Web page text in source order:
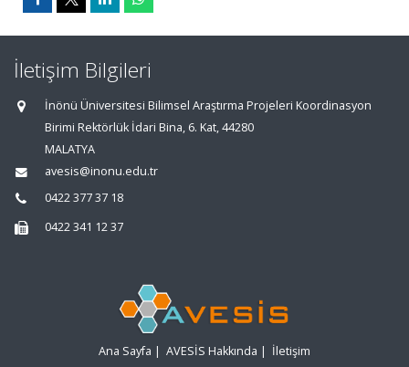
İletişim Bilgileri
İnönü Üniversitesi Bilimsel Araştırma Projeleri Koordinasyon
Birimi Rektörlük İdari Bina, 6. Kat, 44280
MALATYA
avesis@inonu.edu.tr
0422 377 37 18
0422 341 12 37
Ana Sayfa | AVESİS Hakkında | İletişim